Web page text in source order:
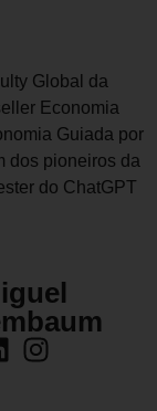
Global da
Economia
Guiada por
dos pioneiros da
do ChatGPT